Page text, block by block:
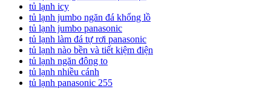
tủ lạnh icy
tủ lạnh jumbo ngăn đá khổng lồ
tủ lạnh jumbo panasonic
tủ lạnh làm đá tự rơi panasonic
tủ lạnh nào bền và tiết kiệm điện
tủ lạnh ngăn đông to
tủ lạnh nhiều cánh
tủ lạnh panasonic 255